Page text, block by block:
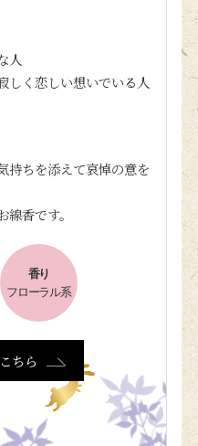
人
しく恋しい想いでいる人
持ちを添えて哀悼の意を
香です。
香り
フローラル系
ちら